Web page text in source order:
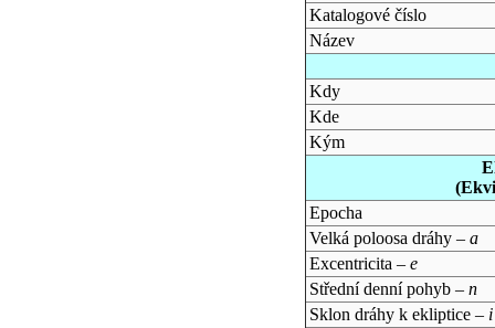
Katalogové číslo
Název
Kdy
Kde
Kým
Epocha
Velká poloosa dráhy – a
Excentricita – e
Střední denní pohyb – n
Sklon dráhy k ekliptice – i